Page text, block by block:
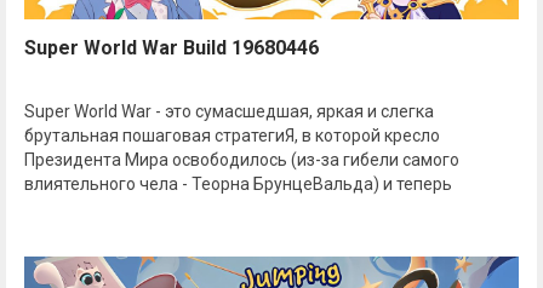
Super World War Build 19680446
Super World War - это сумасшедшая, яркая и слегка
брутальная пошаговая стратегиЯ, в которой кресло
Президента Мира освободилось (из-за гибели самого
влиятельного чела - Теорна БрунцеВальда) и теперь